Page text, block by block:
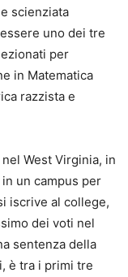
scienziata
uno dei tre
per
in Matematica
razzista e
West Virginia, in
un campus per
iscrive al college,
dei voti nel
sentenza della
è tra i primi tre